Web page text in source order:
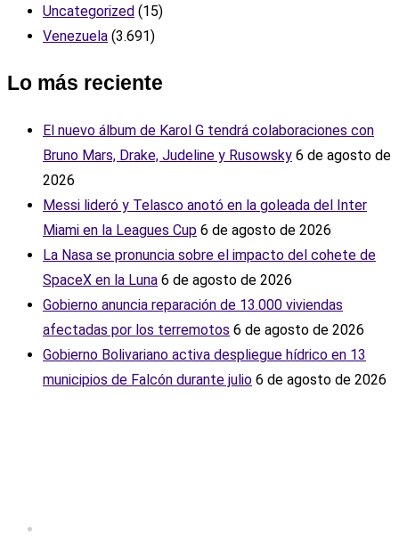
Uncategorized (15)
Venezuela (3.691)
Lo más reciente
El nuevo álbum de Karol G tendrá colaboraciones con
Bruno Mars, Drake, Judeline y Rusowsky 6 de agosto de
2026
Messi lideró y Telasco anotó en la goleada del Inter
Miami en la Leagues Cup 6 de agosto de 2026
La Nasa se pronuncia sobre el impacto del cohete de
SpaceX en la Luna 6 de agosto de 2026
Gobierno anuncia reparación de 13.000 viviendas
afectadas por los terremotos 6 de agosto de 2026
Gobierno Bolivariano activa despliegue hídrico en 13
municipios de Falcón durante julio 6 de agosto de 2026